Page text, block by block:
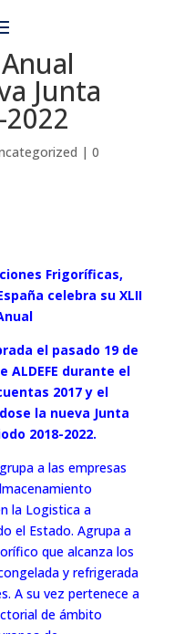
Junta
| 0
Frigoríficas,
celebra su XLII
el pasado 19 de
ALDEFE durante el
2017 y el
la nueva Junta
2018-2022.
a las empresas
la Logistica a
el Estado. Agrupa a
que alcanza los
y refrigerada
A su vez pertenece a
de ámbito